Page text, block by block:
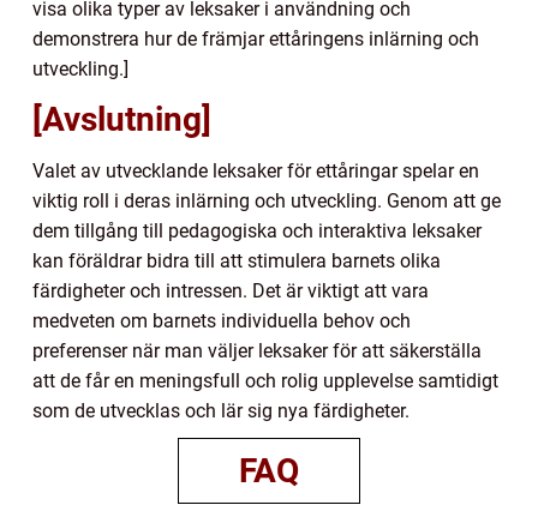
visa olika typer av leksaker i användning och
demonstrera hur de främjar ettåringens inlärning och
utveckling.]
[Avslutning]
Valet av utvecklande leksaker för ettåringar spelar en
viktig roll i deras inlärning och utveckling. Genom att ge
dem tillgång till pedagogiska och interaktiva leksaker
kan föräldrar bidra till att stimulera barnets olika
färdigheter och intressen. Det är viktigt att vara
medveten om barnets individuella behov och
preferenser när man väljer leksaker för att säkerställa
att de får en meningsfull och rolig upplevelse samtidigt
som de utvecklas och lär sig nya färdigheter.
FAQ